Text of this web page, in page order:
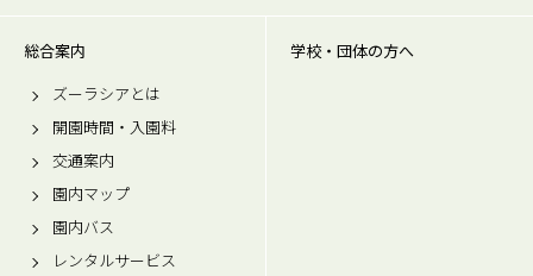
総合案内
ズーラシアとは
開園時間・入園料
交通案内
園内マップ
園内バス
レンタルサービス
学校・団体の方へ